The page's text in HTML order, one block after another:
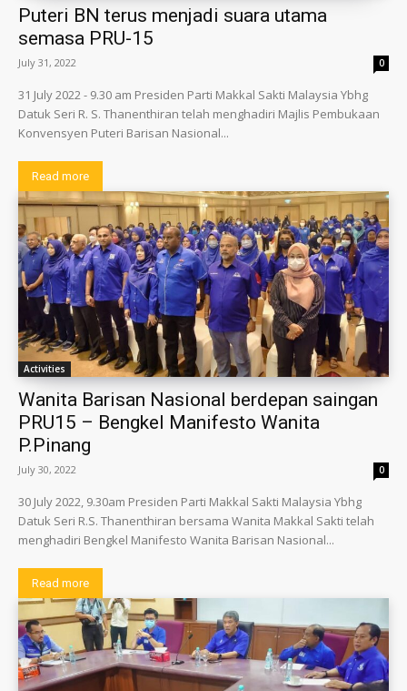
Puteri BN terus menjadi suara utama
semasa PRU-15
July 31, 2022 0
31 July 2022 - 9.30 am Presiden Parti Makkal Sakti Malaysia Ybhg
Datuk Seri R. S. Thanenthiran telah menghadiri Majlis Pembukaan
Konvensyen Puteri Barisan Nasional...
Read more
Activities
Wanita Barisan Nasional berdepan saingan
PRU15 – Bengkel Manifesto Wanita
P.Pinang
July 30, 2022 0
30 July 2022, 9.30am Presiden Parti Makkal Sakti Malaysia Ybhg
Datuk Seri R.S. Thanenthiran bersama Wanita Makkal Sakti telah
menghadiri Bengkel Manifesto Wanita Barisan Nasional...
Read more